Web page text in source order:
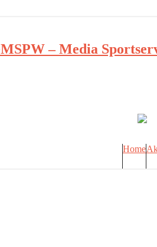
MSPW – Media
Home